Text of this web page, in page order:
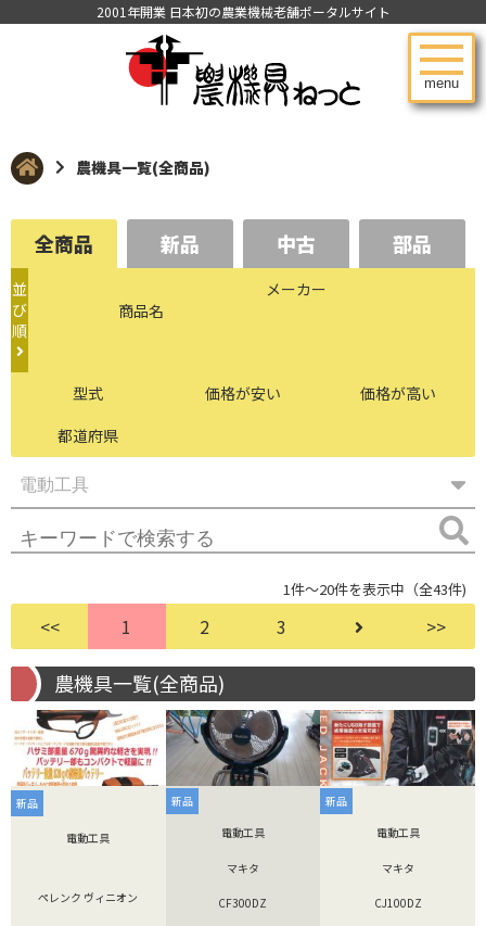
menu
2001年開業 日本初の農業機械老舗ポータルサイト
農機具一覧(全商品)
全商品 新品 中古 部品
並
び
順
商品名
メーカー
型式 価格が安い
価格が高い
都道府県
1件～20件を表示中（全43件)
<< 1 2 3 >>
農機具一覧(全商品)
新品
電動工具
ペレンク ヴィニオン
新品
電動工具
マキタ
CF300DZ
新品
電動工具
マキタ
CJ100DZ